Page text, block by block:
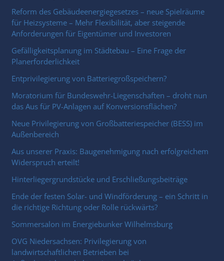
Reform des Gebäudeenergiegesetzes – neue Spielräume
für Heizsysteme – Mehr Flexibilität, aber steigende
Anforderungen für Eigentümer und Investoren
Gefälligkeitsplanung im Städtebau – Eine Frage der
Planerforderlichkeit
Entprivilegierung von Batteriegroßspeichern?
Moratorium für Bundeswehr-Liegenschaften – droht nun
das Aus für PV-Anlagen auf Konversionsflächen?
Neue Privilegierung von Großbatteriespeicher (BESS) im
Außenbereich
Aus unserer Praxis: Baugenehmigung nach erfolgreichem
Widerspruch erteilt!
Hinterliegergrundstücke und Erschließungsbeiträge
Ende der festen Solar- und Windförderung – ein Schritt in
die richtige Richtung oder Rolle rückwärts?
Sommersalon im Energiebunker Wilhelmsburg
OVG Niedersachsen: Privilegierung von
landwirtschaftlichen Betrieben bei